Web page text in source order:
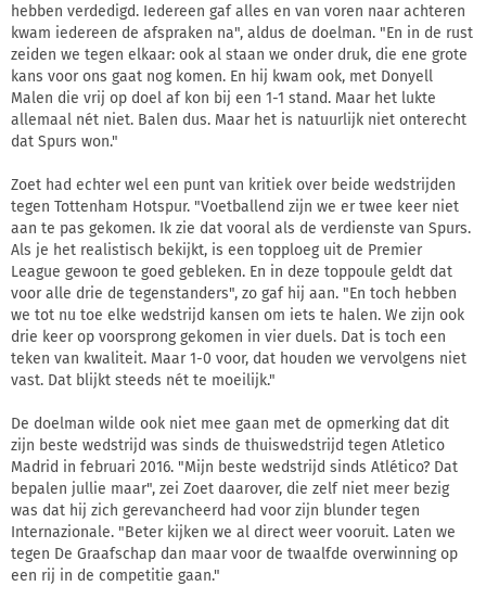
hebben verdedigd. Iedereen gaf alles en van voren naar achteren
kwam iedereen de afspraken na", aldus de doelman. "En in de rust
zeiden we tegen elkaar: ook al staan we onder druk, die ene grote
kans voor ons gaat nog komen. En hij kwam ook, met Donyell
Malen die vrij op doel af kon bij een 1-1 stand. Maar het lukte
allemaal nét niet. Balen dus. Maar het is natuurlijk niet onterecht
dat Spurs won."
Zoet had echter wel een punt van kritiek over beide wedstrijden
tegen Tottenham Hotspur. "Voetballend zijn we er twee keer niet
aan te pas gekomen. Ik zie dat vooral als de verdienste van Spurs.
Als je het realistisch bekijkt, is een topploeg uit de Premier
League gewoon te goed gebleken. En in deze toppoule geldt dat
voor alle drie de tegenstanders", zo gaf hij aan. "En toch hebben
we tot nu toe elke wedstrijd kansen om iets te halen. We zijn ook
drie keer op voorsprong gekomen in vier duels. Dat is toch een
teken van kwaliteit. Maar 1-0 voor, dat houden we vervolgens niet
vast. Dat blijkt steeds nét te moeilijk."
De doelman wilde ook niet mee gaan met de opmerking dat dit
zijn beste wedstrijd was sinds de thuiswedstrijd tegen Atletico
Madrid in februari 2016. "Mijn beste wedstrijd sinds Atlético? Dat
bepalen jullie maar", zei Zoet daarover, die zelf niet meer bezig
was dat hij zich gerevancheerd had voor zijn blunder tegen
Internazionale. "Beter kijken we al direct weer vooruit. Laten we
tegen De Graafschap dan maar voor de twaalfde overwinning op
een rij in de competitie gaan."